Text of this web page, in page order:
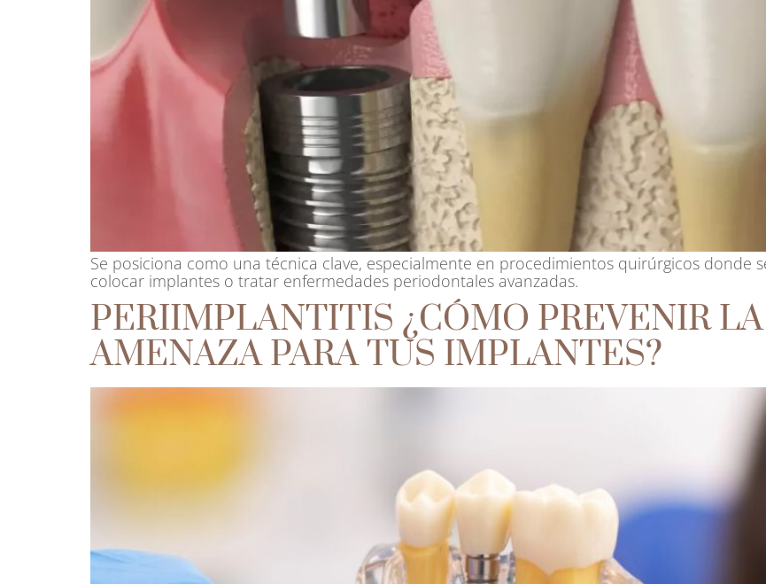
Se posiciona como una técnica clave, especialmente en procedimientos quirúrgicos donde
colocar implantes o tratar enfermedades periodontales avanzadas.
PERIIMPLANTITIS ¿CÓMO PREVENIR
AMENAZA PARA TUS IMPLANTES?